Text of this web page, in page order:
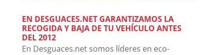
EN DESGUACES.NET GARANTIZAMOS LA
RECOGIDA Y BAJA DE TU VEHÍCULO ANTES
DEL 2012
En Desguaces.net somos líderes en eco-